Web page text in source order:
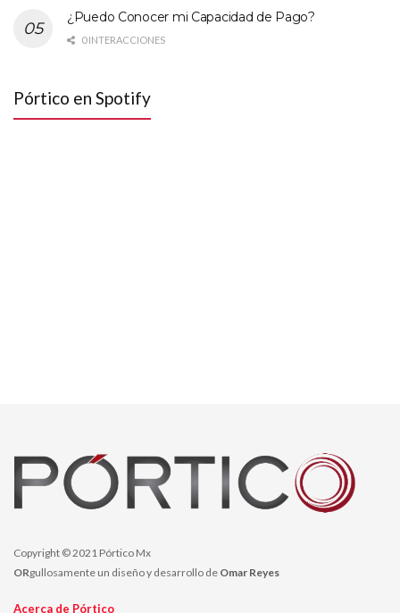
¿Puedo Conocer mi Capacidad de Pago?
0 INTERACCIONES
Pórtico en Spotify
Copyright © 2021 Pórtico Mx
ORgullosamente un diseño y desarrollo de Omar Reyes
Acerca de Pórtico